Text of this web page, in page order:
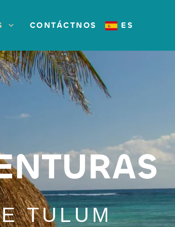
CONTÁCTNOS ES
TULUM